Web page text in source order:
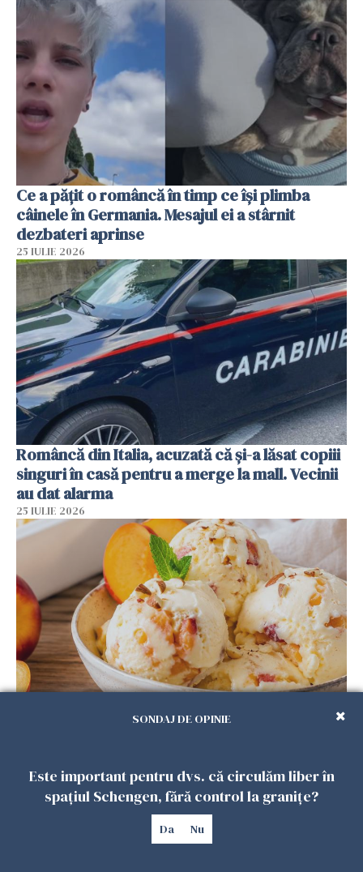
Ce a pățit o româncă în timp ce își plimba
câinele în Germania. Mesajul ei a stârnit
dezbateri aprinse
25 IULIE 2026
Româncă din Italia, acuzată că și-a lăsat copiii
singuri în casă pentru a merge la mall. Vecinii
au dat alarma
25 IULIE 2026
Înghețata de casă cu nectarine care
25 IULIE 2026
SONDAJ DE OPINIE
Este important pentru dvs. că circulăm liber în
spațiul Schengen, fără control la granițe?
Da Nu